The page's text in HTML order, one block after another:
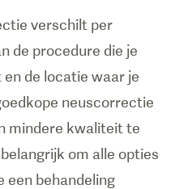
verschilt per
de procedure die je
de locatie waar je
neuscorrectie
mindere kwaliteit te
om alle opties
een behandeling